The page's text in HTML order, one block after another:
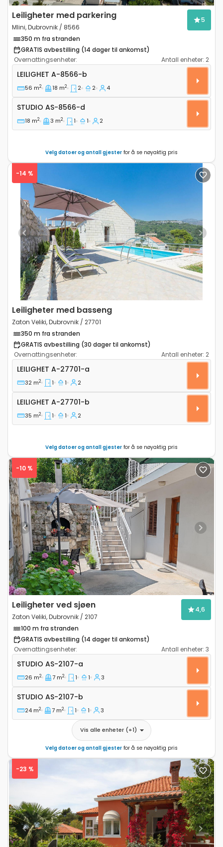
Leiligheter med parkering
Mlini, Dubrovnik / 8566
5
350 m fra stranden
GRATIS avbestilling (14 dager til ankomst)
Overnattingsenheter:
Antall enheter: 2
Toroms leilighet Mlini, Dubrovnik A-8566-b
LEILIGHET A-8566-b
56 m2 18 m2 2 2 4
Studio AS-8566-d
STUDIO AS-8566-d
18 m2 3 m2 1 1 2
Velg datoer og antall gjester for å se nøyaktig pris
Previous Next
-14 %
Leiligheter med basseng
Zaton Veliki, Dubrovnik / 27701
350 m fra stranden
GRATIS avbestilling (30 dager til ankomst)
Overnattingsenheter:
Antall enheter: 2
Ettroms leilighet Zaton Veliki, Dubrovnik A-27701-a
LEILIGHET A-27701-a
32 m2 1 1 2
Leilighet A-27701-b
LEILIGHET A-27701-b
35 m2 1 1 2
Velg datoer og antall gjester for å se nøyaktig pris
Previous Next
-10 %
Leiligheter ved sjøen
Zaton Veliki, Dubrovnik / 2107
4,6
100 m fra stranden
GRATIS avbestilling (14 dager til ankomst)
Overnattingsenheter:
Antall enheter: 3
Leilighet studio Zaton Veliki, Dubrovnik AS-2107-a
STUDIO AS-2107-a
26 m2 7 m2 1 1 3
Studio AS-2107-b
STUDIO AS-2107-b
24 m2 7 m2 1 1 3
Vis alle enheter (+1)
Velg datoer og antall gjester for å se nøyaktig pris
Previous Next
-23 %